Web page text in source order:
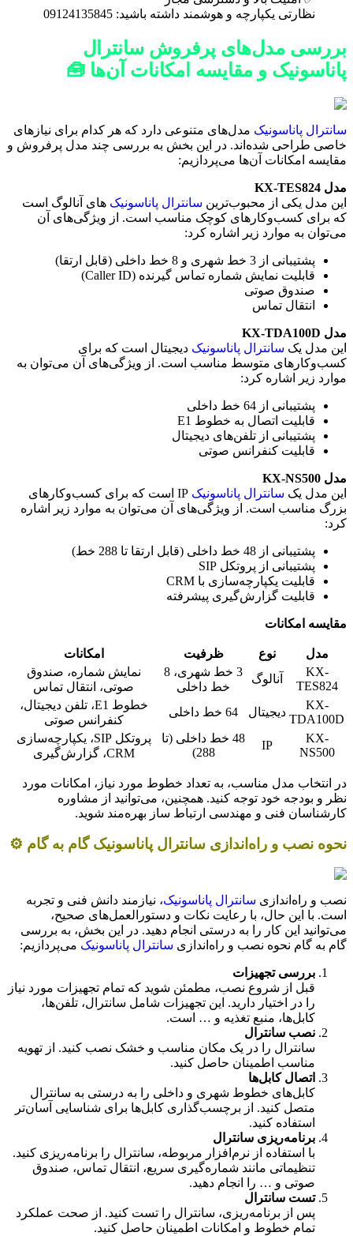
نظارتی یکپارچه و هوشمند داشته باشید: 09124135845
بررسی مدل‌های پرفروش سانترال
پاناسونیک و مقایسه امکانات آن‌ها 🧰
سانترال پاناسونیک مدل‌های متنوعی دارد که هر کدام برای نیازهای
خاصی طراحی شده‌اند. در این بخش به بررسی چند مدل پرفروش و
مقایسه امکانات آن‌ها می‌پردازیم:
مدل KX-TES824
این مدل یکی از محبوب‌ترین سانترال پاناسونیک های آنالوگ است
که برای کسب‌وکارهای کوچک مناسب است. از ویژگی‌های آن
می‌توان به موارد زیر اشاره کرد:
پشتیبانی از 3 خط شهری و 8 خط داخلی (قابل ارتقا)
قابلیت نمایش شماره تماس گیرنده (Caller ID)
صندوق صوتی
انتقال تماس
مدل KX-TDA100D
این مدل یک سانترال پاناسونیک دیجیتال است که برای
کسب‌وکارهای متوسط مناسب است. از ویژگی‌های آن می‌توان به
موارد زیر اشاره کرد:
پشتیبانی از 64 خط داخلی
قابلیت اتصال به خطوط E1
پشتیبانی از تلفن‌های دیجیتال
قابلیت کنفرانس صوتی
مدل KX-NS500
این مدل یک سانترال پاناسونیک
IP است که برای کسب‌وکارهای
بزرگ مناسب است. از ویژگی‌های آن می‌توان به موارد زیر اشاره
کرد:
پشتیبانی از 48 خط داخلی (قابل ارتقا تا 288 خط)
پشتیبانی از پروتکل SIP
قابلیت یکپارچه‌سازی با CRM
قابلیت گزارش‌گیری پیشرفته
مقایسه امکانات
مدل نوع ظرفیت
امکانات
KX-
TES824
آنالوگ
3 خط شهری، 8
خط داخلی
نمایش شماره، صندوق
صوتی، انتقال تماس
KX-
TDA100D
دیجیتال 64 خط داخلی
خطوط E1، تلفن دیجیتال،
کنفرانس صوتی
KX-
NS500
IP
48 خط داخلی (تا
288)
پروتکل SIP، یکپارچه‌سازی
CRM، گزارش‌گیری
در انتخاب مدل مناسب، به تعداد خطوط مورد نیاز، امکانات مورد
نظر و بودجه خود توجه کنید. همچنین، می‌توانید از مشاوره
کارشناسان فنی و مهندسی ارتباط ساز بهره‌مند شوید.
نحوه نصب و راه‌اندازی سانترال پاناسونیک گام به گام ⚙️
نصب و راه‌اندازی سانترال پاناسونیک، نیازمند دانش فنی و تجربه
است. با این حال، با رعایت نکات و دستورالعمل‌های صحیح،
می‌توانید این کار را به درستی انجام دهید. در این بخش، به بررسی
گام به گام نحوه نصب و راه‌اندازی سانترال پاناسونیک می‌پردازیم:
بررسی تجهیزات
قبل از شروع نصب، مطمئن شوید که تمام تجهیزات مورد نیاز
را در اختیار دارید. این تجهیزات شامل سانترال، تلفن‌ها،
کابل‌ها، منبع تغذیه و … است.
نصب سانترال
سانترال را در یک مکان مناسب و خشک نصب کنید. از تهویه
مناسب اطمینان حاصل کنید.
اتصال کابل‌ها
کابل‌های خطوط شهری و داخلی را به درستی به سانترال
متصل کنید. از برچسب‌گذاری کابل‌ها برای شناسایی آسان‌تر
استفاده کنید.
برنامه‌ریزی سانترال
با استفاده از نرم‌افزار مربوطه، سانترال را برنامه‌ریزی کنید.
تنظیماتی مانند شماره‌گیری سریع، انتقال تماس، صندوق
صوتی و … را انجام دهید.
تست سانترال
پس از برنامه‌ریزی، سانترال را تست کنید. از صحت عملکرد
تمام خطوط و امکانات اطمینان حاصل کنید.